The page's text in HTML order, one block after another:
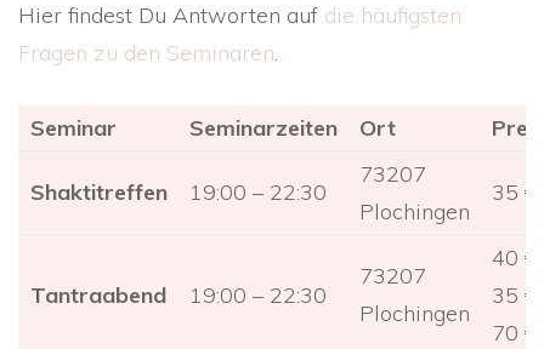
Hier findest Du Antworten auf die häufigsten
Fragen zu den Seminaren.
Seminar Seminarzeiten Ort Preis
Shaktitreffen 19:00 – 22:30
73207
Plochingen
35 €
Tantraabend 19:00 – 22:30
73207
Plochingen
40 €
35 €
70 €